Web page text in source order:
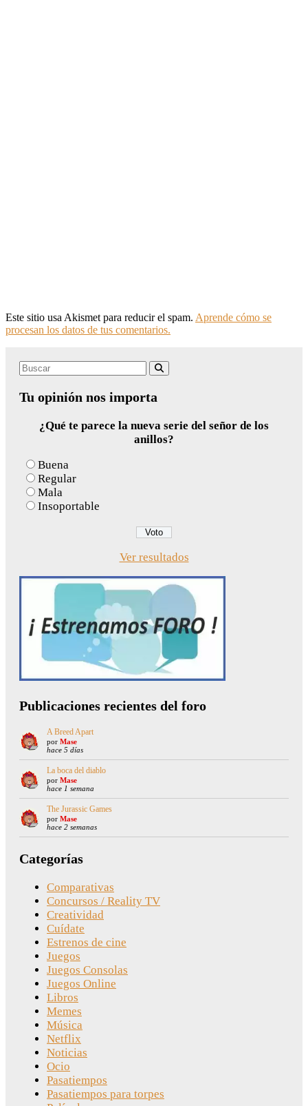
Este sitio usa Akismet para reducir el spam. Aprende cómo se
procesan los datos de tus comentarios.
Search
Tu opinión nos importa
¿Qué te parece la nueva serie del señor de los
anillos?
Buena
Regular
Mala
Insoportable
Ver resultados
Publicaciones recientes del foro
A Breed Apart
por Mase
hace 5 días
La boca del diablo
por Mase
hace 1 semana
The Jurassic Games
por Mase
hace 2 semanas
Categorías
Comparativas
Concursos / Reality TV
Creatividad
Cuídate
Estrenos de cine
Juegos
Juegos Consolas
Juegos Online
Libros
Memes
Música
Netflix
Noticias
Ocio
Pasatiempos
Pasatiempos para torpes